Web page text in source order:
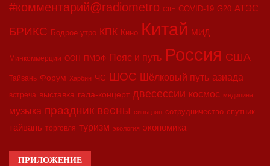
#комментарий@radiometro CIIE COVID-19 G20 АТЭС
БРИКС Бодрое утро КПК Кино Китай МИД
Минкоммерции ООН ПМЭФ Пояс и путь Россия США
Тайвань Форум Харбин ЧС ШОС Шёлковый путь азиада
встреча выставка гала-концерт двесессии космос медицина
музыка праздник весны синьцзян сотрудничество спутник
тайвань торговля туризм экология экономика
ПРИЛОЖЕНИЕ